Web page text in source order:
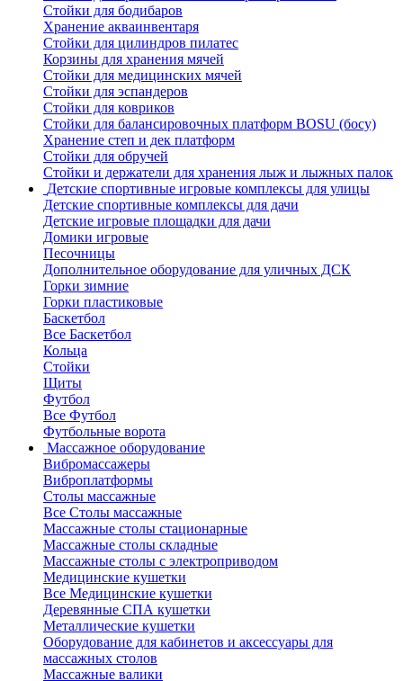
Стойки для бодибаров
Хранение акваинвентаря
Стойки для цилиндров пилатес
Корзины для хранения мячей
Стойки для медицинских мячей
Стойки для эспандеров
Стойки для ковриков
Стойки для балансировочных платформ BOSU (босу)
Хранение степ и дек платформ
Стойки для обручей
Стойки и держатели для хранения лыж и лыжных палок
Детские спортивные игровые комплексы для улицы
Детские спортивные комплексы для дачи
Детские игровые площадки для дачи
Домики игровые
Песочницы
Дополнительное оборудование для уличных ДСК
Горки зимние
Горки пластиковые
Баскетбол
Все Баскетбол
Кольца
Стойки
Щиты
Футбол
Все Футбол
Футбольные ворота
Массажное оборудование
Вибромассажеры
Виброплатформы
Столы массажные
Все Столы массажные
Массажные столы стационарные
Массажные столы складные
Массажные столы с электроприводом
Медицинские кушетки
Все Медицинские кушетки
Деревянные СПА кушетки
Металлические кушетки
Оборудование для кабинетов и аксессуары для
массажных столов
Массажные валики